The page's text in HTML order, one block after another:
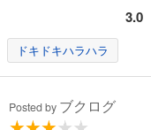
3.0
ドキドキハラハラ
Posted by ブクログ